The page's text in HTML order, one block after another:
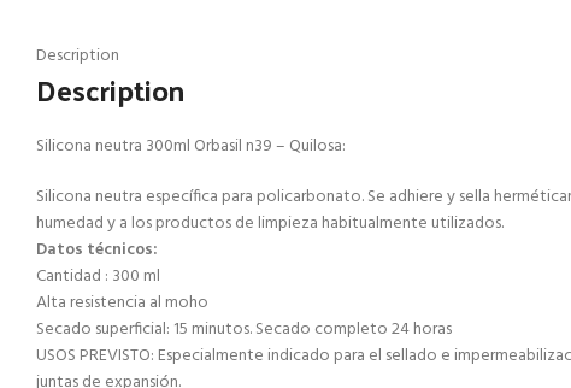
Description
Description
Silicona neutra 300ml Orbasil n39 – Quilosa:
Silicona neutra específica para policarbonato. Se adhiere y sella
humedad y a los productos de limpieza habitualmente utilizados.
Datos técnicos:
Cantidad : 300 ml
Alta resistencia al moho
Secado superficial: 15 minutos. Secado completo 24 horas
USOS PREVISTO: Especialmente indicado para el sellado e